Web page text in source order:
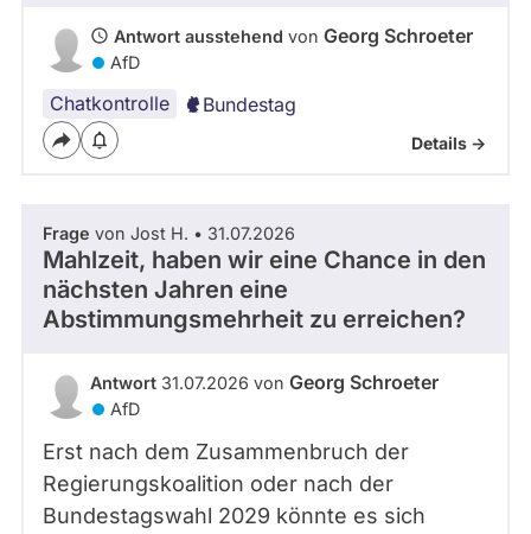
und
Mandaten
nicht
Antwort ausstehend von Georg Schroeter
AfD
Chatkontrolle Bundestag
Details ->
Frage von Jost H. • 31.07.2026
Mahlzeit, haben wir eine Chance in den
nächsten Jahren eine
Abstimmungsmehrheit zu erreichen?
Antwort 31.07.2026 von Georg Schroeter
AfD
Erst nach dem Zusammenbruch der
Regierungskoalition oder nach der
Bundestagswahl 2029 könnte es sich